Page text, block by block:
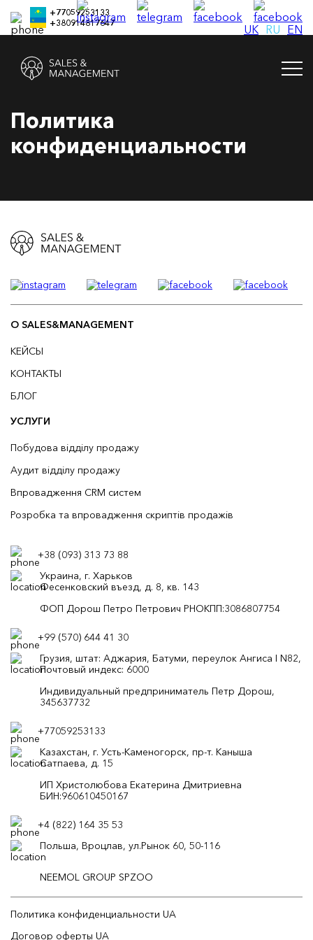
+380914817647
+77059253133
UK RU EN
Политика
конфиденциальности
О SALES&MANAGEMENT
КЕЙСЫ
КОНТАКТЫ
БЛОГ
УСЛУГИ
Побудова відділу продажу
Аудит відділу продажу
Впровадження CRM систем
Розробка та впровадження скриптів продажів
+38 (093) 313 73 88
Украина, г. Харьков
Фесенковский въезд, д. 8, кв. 143
ФОП Дорош Петро Петрович РНОКПП:3086807754
+99 (570) 644 41 30
Грузия, штат: Аджария, Батуми, переулок Ангиса I N82,
Почтовый индекс: 6000
Индивидуальный предприниматель Петр Дорош,
345637732
+77059253133
Казахстан, г. Усть-Каменогорск, пр-т. Каныша
Сатпаева, д. 15
ИП Христолюбова Екатерина Дмитриевна
БИН:960610450167
+4 (822) 164 35 53
Польша, Вроцлав, ул.Рынок 60, 50-116
NEEMOL GROUP SPZOO
Политика конфиденциальности UA
Договор оферты UA